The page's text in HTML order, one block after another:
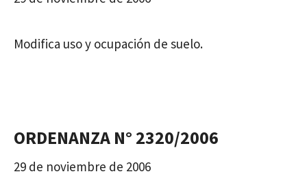
Modifica uso y ocupación de suelo.
ORDENANZA N° 2320/2006
29 de noviembre de 2006